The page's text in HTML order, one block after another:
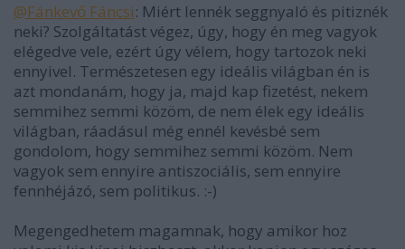
@Fánkevő Fáncsi: Miért lennék seggnyaló és pitiznék
neki? Szolgáltatást végez, úgy, hogy én meg vagyok
elégedve vele, ezért úgy vélem, hogy tartozok neki
ennyivel. Természetesen egy ideális világban én is
azt mondanám, hogy ja, majd kap fizetést, nekem
semmihez semmi közöm, de nem élek egy ideális
világban, ráadásul még ennél kevésbé sem
gondolom, hogy semmihez semmi közöm. Nem
vagyok sem ennyire antiszociális, sem ennyire
fennhéjázó, sem politikus. :-)
Megengedhetem magamnak, hogy amikor hoz